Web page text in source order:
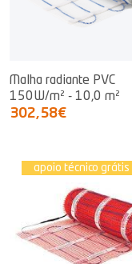
Malha radiante PVC
150W/m² - 10,0 m²
302,58€
apoio técnico grátis